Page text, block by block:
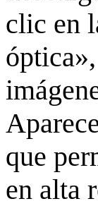
clic en
que
en alta